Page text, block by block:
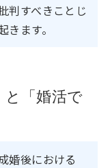
判すべきことじ
ます。
と「婚活で
婚後における